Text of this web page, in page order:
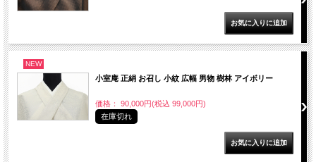
NEW
小室庵 正絹 お召し 小紋 広幅 男物 樹林 アイボリー
価格： 90,000円(税込 99,000円)
在庫切れ